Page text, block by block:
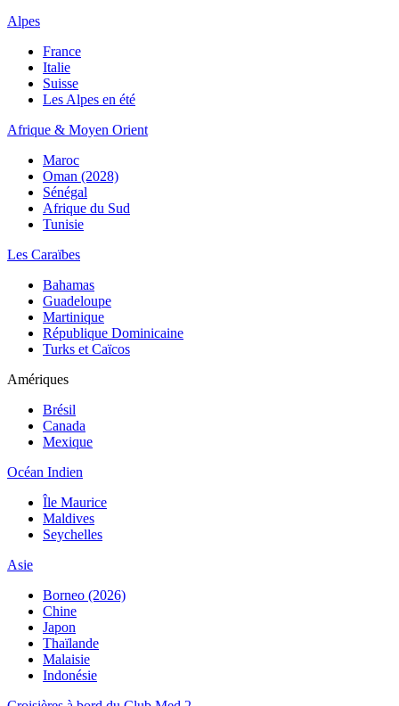
Alpes
France
Italie
Suisse
Les Alpes en été
Afrique & Moyen Orient
Maroc
Oman (2028)
Sénégal
Afrique du Sud
Tunisie
Les Caraïbes
Bahamas
Guadeloupe
Martinique
République Dominicaine
Turks et Caïcos
Amériques
Brésil
Canada
Mexique
Océan Indien
Île Maurice
Maldives
Seychelles
Asie
Borneo (2026)
Chine
Japon
Thaïlande
Malaisie
Indonésie